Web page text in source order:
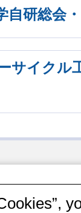
自研総会
サイクル